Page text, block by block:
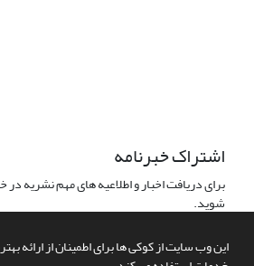
این وب سایت از کوکی ها برای اطمینان از ارائه
اشتراک خبرنامه
برای دریافت اخبار و اطلاعیه های مهم نشریه
شوید.